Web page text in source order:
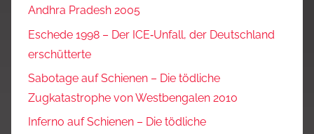
Andhra Pradesh 2005
Eschede 1998 – Der ICE‑Unfall, der Deutschland
erschütterte
Sabotage auf Schienen – Die tödliche
Zugkatastrophe von Westbengalen 2010
Inferno auf Schienen – Die tödliche